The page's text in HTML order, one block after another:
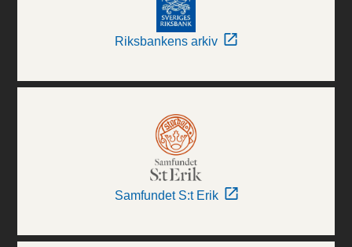
Riksbankens arkiv
Samfundet S:t Erik